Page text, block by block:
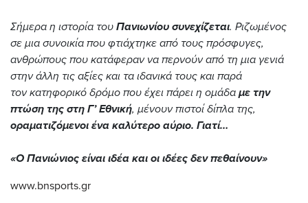
Σήμερα η ιστορία του Πανιωνίου συνεχίζεται. Ριζωμένος
σε μια συνοικία που φτιάχτηκε από τους πρόσφυγες,
ανθρώπους που κατάφεραν να περνούν από τη μια γενιά
στην άλλη τις αξίες και τα ιδανικά τους και παρά
τον κατηφορικό δρόμο που έχει πάρει η ομάδα με την
πτώση της στη Γ’ Εθνική, μένουν πιστοί δίπλα της,
οραματιζόμενοι ένα καλύτερο αύριο. Γιατί…
«Ο Πανιώνιος είναι ιδέα και οι ιδέες δεν πεθαίνουν»
www.bnsports.gr